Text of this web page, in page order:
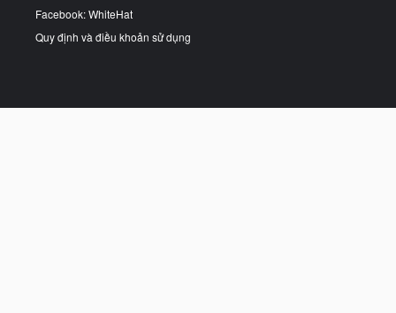
Facebook: WhiteHat
Quy định và điều khoản sử dụng